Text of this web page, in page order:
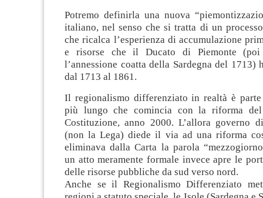
Potremo definirla una nuova
italiano, nel senso che si tratta di un
che ricalca l’esperienza di accumulazione
e risorse che il Ducato di Piemonte (poi
l’annessione coatta della Sardegna del 1713)
dal 1713 al 1861.
Il regionalismo differenziato in realtà è
più lungo che comincia con la riforma
Costituzione, anno 2000. L’allora governo
(non la Lega) diede il via ad una riforma
eliminava dalla Carta la parola
un atto meramente formale invece apre le
delle risorse pubbliche da sud verso nord.
Anche se il Regionalismo Differenziato